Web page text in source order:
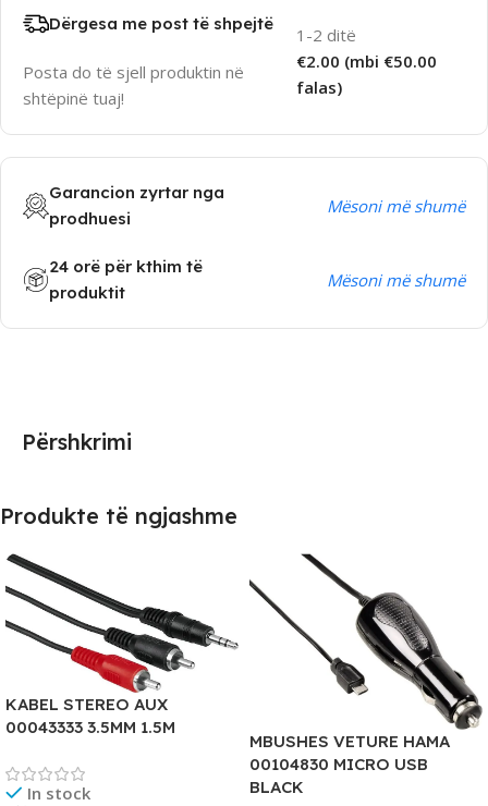
Dërgesa me post të shpejtë
Posta do të sjell produktin në
shtëpinë tuaj!
1-2 ditë
€2.00 (mbi €50.00
falas)
Garancion zyrtar nga
prodhuesi
Mësoni më shumë
24 orë për kthim të
produktit
Mësoni më shumë
Përshkrimi
Produkte të ngjashme
KABEL STEREO AUX
00043333 3.5MM 1.5M
In stock
MBUSHES VETURE HAMA
00104830 MICRO USB
BLACK